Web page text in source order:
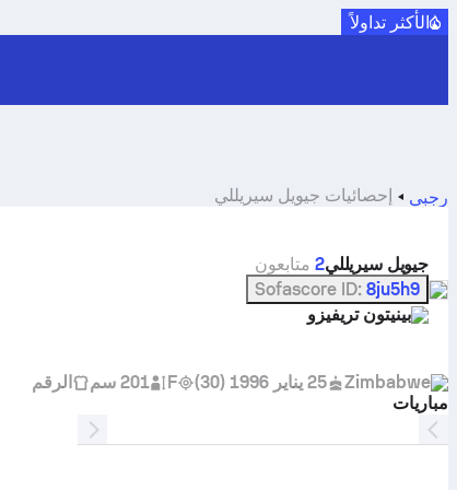
الأكثر تداولاً
رجبي إحصائيات جيويل سيريللي
جيويل سيريللي2 متابعون
Sofascore ID:8ju5h9
بينيتون تريفيزو
Zimbabwe 25 يناير 1996 (
30
)
F 201 سم
الرقم
مباريات